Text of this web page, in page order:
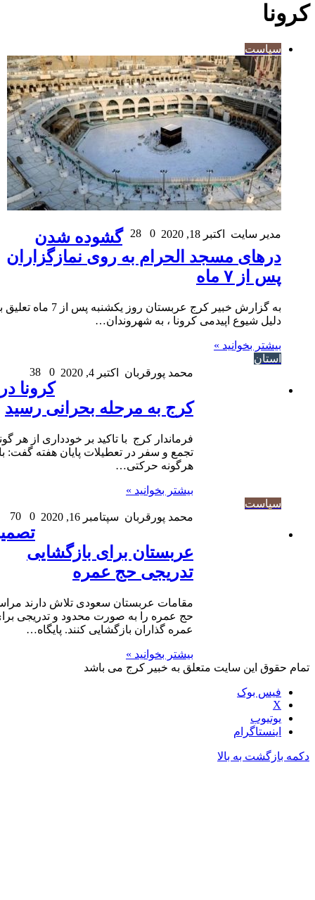
سیاست
مدیر سایت اکتبر 18, 2020 0
28
گشوده شدن
درهای مسجد الحرام به روی نمازگزاران
پس از ۷ ماه
به گزارش خبیر کرج عربستان روز یکشنبه پس از 7 ماه تعلیق به
دلیل شیوع اپیدمی کرونا ، به شهروندان…
بیشتر بخوانید »
استان
محمد پورقربان اکتبر 4, 2020 0
38
کرونا در
کرج به مرحله بحرانی رسید
فرماندار کرج با تاکید بر خودداری از هر گونه
تجمع و سفر در تعطیلات پایان هفته گفت: با
هرگونه حرکتی…
بیشتر بخوانید »
سیاست
محمد پورقربان سپتامبر 16, 2020 0
70
تصمیم
عربستان برای بازگشایی
تدریجی حج عمره
مقامات عربستان سعودی تلاش دارند مراسم
حج عمره را به صورت محدود و تدریجی برای
عمره گذاران بازگشایی کنند. پایگاه…
بیشتر بخوانید »
حقوق این سایت متعلق به خبیر کرج می باشد
فیس بوک
X
یوتیوب
اینستاگرام
بازگشت به بالا